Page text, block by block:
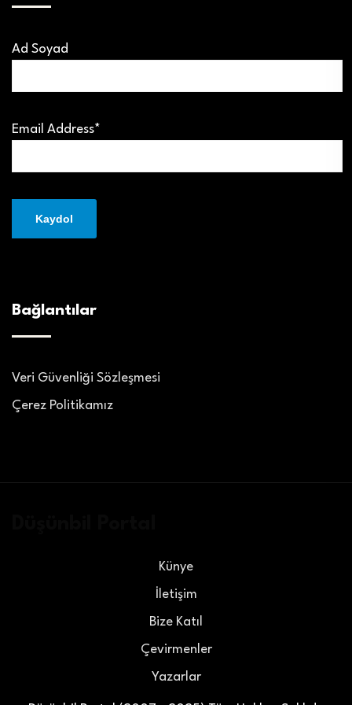
Ad Soyad
Email Address*
Bağlantılar
Veri Güvenliği Sözleşmesi
Çerez Politikamız
Künye
İletişim
Bize Katıl
Çevirmenler
Yazarlar